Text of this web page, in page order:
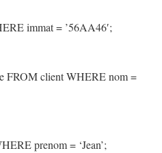
immat = ’56AA46′;
FROM client WHERE nom =
prenom = ‘Jean’;